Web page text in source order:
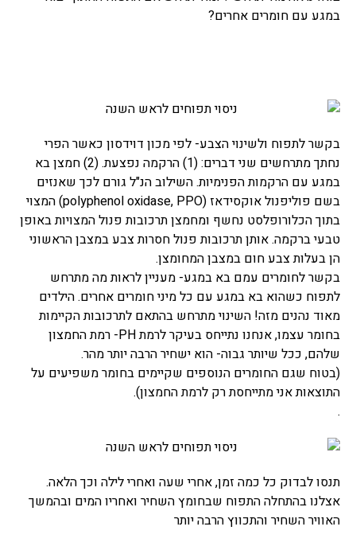
במגע עם חומרים אחרים?
בקשר לתפוח ולשינוי הצבע- לפי מכון דוידסון כאשר הפרי
נחתך מתרחשים שני דברים: (1) הרקמה נפצעת. (2) חמצן בא
במגע עם הרקמות הפנימיות. השילוב הנ"ל גורם לכך שאנזים
בשם פוליפנול אוקסידאז (polyphenol oxidase, PPO) המצוי
בתוך הכלורופלסט נחשף ומחמצן תרכובות פנול המצויות באופן
טבעי ברקמה. אותן תרכובות פנול חסרות צבע במצבן הראשוני
הן בעלות צבע חום במצבן המחומצן.
בקשר לחומרים עמם בא במגע- מעניין לראות מה מתרחש
לתפוח כשהוא בא במגע עם כל מיני חומרים אחרים. הילדים
מאוד נהנים מזה! השינוי מתרחש בהתאם לתרכובות הקיימות
בחומר עצמו, אנחנו נתייחס בעיקר לרמת PH- רמת החמצון
שלהם, ככל שיותר גבוה- הוא ישחיר הרבה יותר מהר.
(בטוח שגם החומרים הנוספים שקיימים בחומר משפיעים על
התוצאות אני מתייחסת רק לרמת החמצון).
.
תנסו לבדוק כל כמה זמן, אחרי שעה ואחרי לילה וכך הלאה.
אצלנו בהתחלה התפוח שבחומץ השחיר ואחריו המים ובהמשך
האוויר השחיר והתכווץ הרבה יותר